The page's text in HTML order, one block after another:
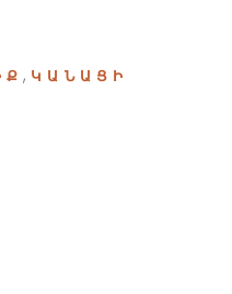
, ԿԱՆԱՑԻ